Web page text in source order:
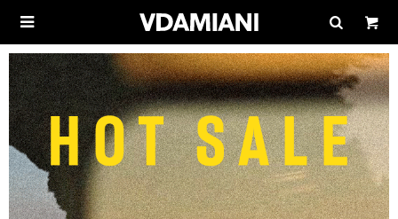
